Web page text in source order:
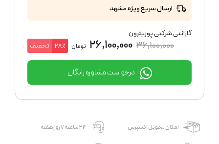
ارسال سریع ویژه مشهد
گارانتی شرکتی پوزیترون
36,100,000
26,100,000 تومان 28٪ تخفیف
درخواست مشاوره رایگان
امکان تحویل اکسپرس 24 ساعته 7 روز هفته